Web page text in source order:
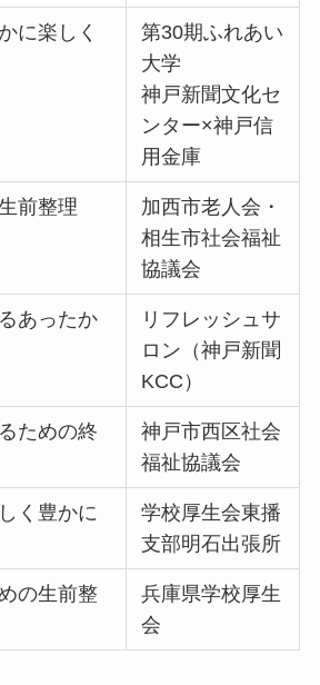
に楽しく
第30期ふれあい
大学
神戸新聞文化セ
ンター×神戸信
用金庫
前整理
加西市老人会・
相生市社会福祉
協議会
あったか
リフレッシュサ
ロン（神戸新聞
KCC）
ための終
神戸市西区社会
福祉協議会
く豊かに
学校厚生会東播
支部明石出張所
の生前整
兵庫県学校厚生
会